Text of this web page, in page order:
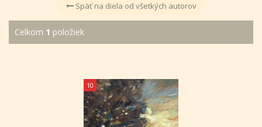
Späť na diela od všetkých autorov
Celkom 1 položiek
10